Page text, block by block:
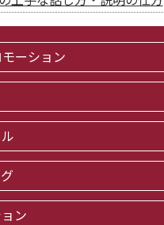
ーション
ン